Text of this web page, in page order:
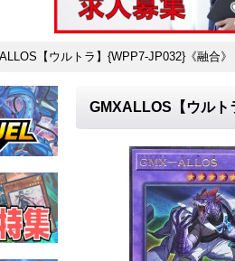
【ウルトラ】{WPP7-JP032}《融合》
GMXALLOS【ウルト